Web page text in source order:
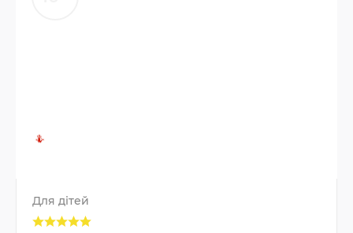
Для дітей